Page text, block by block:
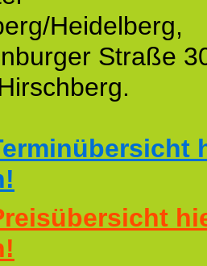
Heidelberg,
Straße